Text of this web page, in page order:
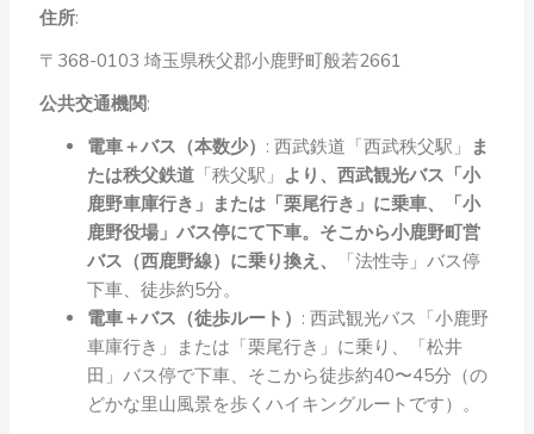
住所:
〒368-0103 埼玉県秩父郡小鹿野町般若2661
公共交通機関:
電車＋バス（本数少） : 西武鉄道「西武秩父駅」 ま
たは秩父鉄道 「秩父駅」 より、西武観光バス「小
鹿野車庫行き」または「栗尾行き」に乗車、「小
鹿野役場」バス停にて下車。そこから小鹿野町営
バス（西鹿野線）に乗り換え、
「法性寺」バス停
下車、徒歩約5分。
電車＋バス（徒歩ルート） : 西武観光バス「小鹿野
車庫行き」または「栗尾行き」に乗り、「松井
田」バス停で下車、そこから徒歩約40〜45分（の
どかな里山風景を歩くハイキングルートです）。